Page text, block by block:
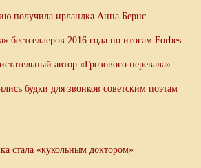
получила ирландка Анна Бернс
бестселлеров 2016 года по итогам Forbes
автор «Грозового перевала»
будки для звонков советским поэтам
стала «кукольным доктором»